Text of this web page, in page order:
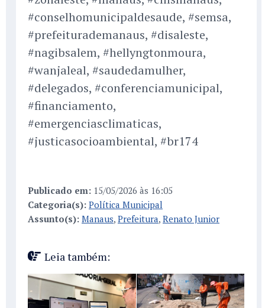
#conselhomunicipaldesaude, #semsa,
#prefeiturademanaus, #disaleste,
#nagibsalem, #hellyngtonmoura,
#wanjaleal, #saudedamulher,
#delegados, #conferenciamunicipal,
#financiamento,
#emergenciasclimaticas,
#justicasocioambiental, #br174
Publicado em: 15/05/2026 às 16:05
Categoria(s): Política Municipal
Assunto(s): Manaus, Prefeitura, Renato Junior
Leia também: